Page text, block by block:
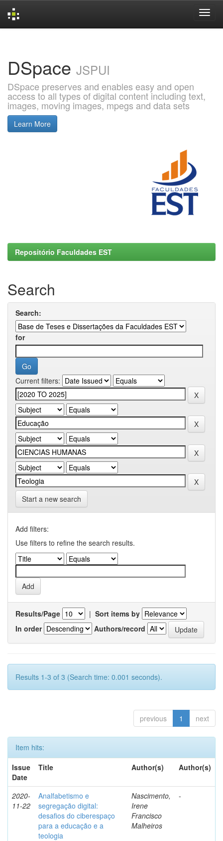
DSpace JSPUI
DSpace preserves and enables easy and open
access to all types of digital content including text,
images, moving images, mpegs and data sets
Learn More
Repositório Faculdades EST
Search
Search:
for
Current filters:
Start a new search
Add filters:
Use filters to refine the search results.
Results/Page | Sort items by
In order
Authors/record
Results 1-3 of 3 (Search time: 0.001 seconds).
previous 1 next
Item hits:
Issue
Date
Title Author(s) Author(s)
2020-
11-22
Analfabetismo e
segregação digital:
desafios do ciberespaço
para a educação e a
teologia
Nascimento,
Irene
Francisco
Malheiros
-